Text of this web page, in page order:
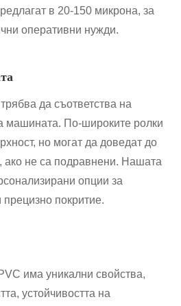
в 20-150 микрона, за
оперативни нужди.
да съответства на
машината. По-широките ролки
но могат да доведат до
ако не са подравнени. Нашата
опции за
покритие.
има уникални свойства,
устойчивостта на